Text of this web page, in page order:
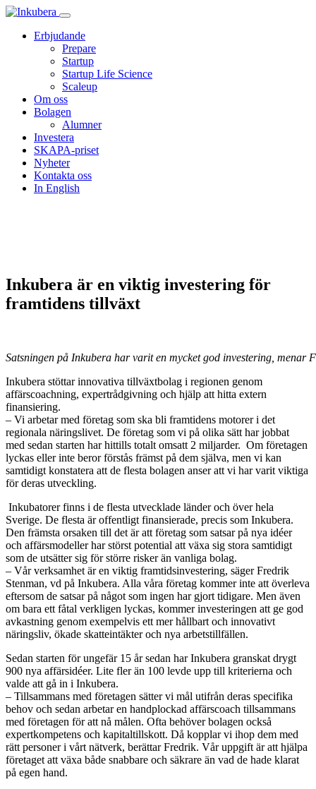
Erbjudande
Prepare
Startup
Startup Life Science
Scaleup
Om oss
Bolagen
Alumner
Investera
SKAPA-priset
Nyheter
Kontakta oss
In English
Inkubera är en viktig investering för
framtidens tillväxt
Satsningen på Inkubera har varit en mycket god investering, menar
Inkubera stöttar innovativa tillväxtbolag i regionen genom
affärscoachning, expertrådgivning och hjälp att hitta extern
finansiering.
– Vi arbetar med företag som ska bli framtidens motorer i det
regionala näringslivet. De företag som vi på olika sätt har jobbat
med sedan starten har hittills totalt omsatt 2 miljarder. Om företagen
lyckas eller inte beror förstås främst på dem själva, men vi kan
samtidigt konstatera att de flesta bolagen anser att vi har varit viktiga
för deras utveckling.
Inkubatorer finns i de flesta utvecklade länder och över hela
Sverige. De flesta är offentligt finansierade, precis som Inkubera.
Den främsta orsaken till det är att företag som satsar på nya idéer
och affärsmodeller har störst potential att växa sig stora samtidigt
som de utsätter sig för större risker än vanliga bolag.
– Vår verksamhet är en viktig framtidsinvestering, säger Fredrik
Stenman, vd på Inkubera. Alla våra företag kommer inte att överleva
eftersom de satsar på något som ingen har gjort tidigare. Men även
om bara ett fåtal verkligen lyckas, kommer investeringen att ge god
avkastning genom exempelvis ett mer hållbart och innovativt
näringsliv, ökade skatteintäkter och nya arbetstillfällen.
Sedan starten för ungefär 15 år sedan har Inkubera granskat drygt
900 nya affärsidéer. Lite fler än 100 levde upp till kriterierna och
valde att gå in i Inkubera.
– Tillsammans med företagen sätter vi mål utifrån deras specifika
behov och sedan arbetar en handplockad affärscoach tillsammans
med företagen för att nå målen. Ofta behöver bolagen också
expertkompetens och kapitaltillskott. Då kopplar vi ihop dem med
rätt personer i vårt nätverk, berättar Fredrik. Vår uppgift är att hjälpa
företaget att växa både snabbare och säkrare än vad de hade klarat
på egen hand.